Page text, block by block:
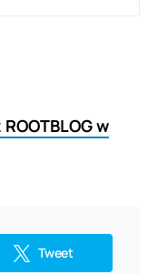
w
Tweet